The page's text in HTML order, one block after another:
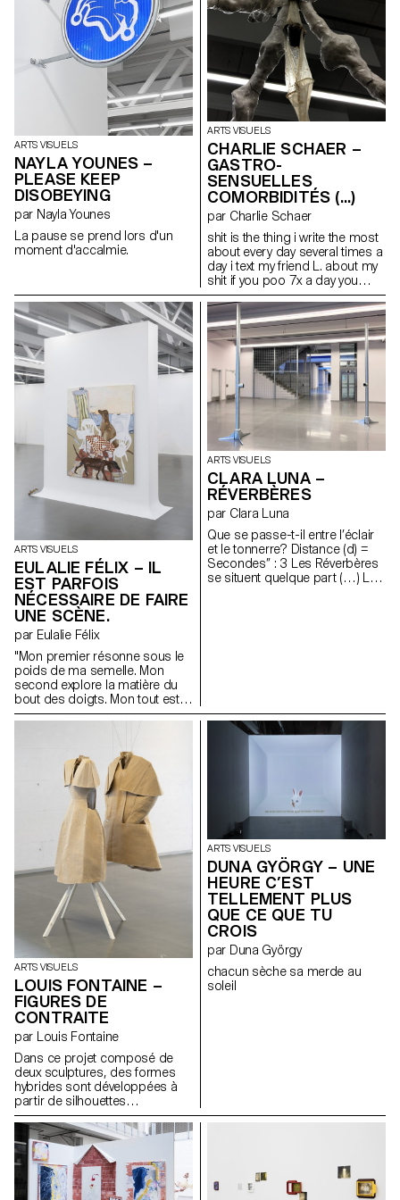
patient qui se fait opérer.
ARTS VISUELS
NAYLA YOUNES –
PLEASE KEEP
DISOBEYING
par Nayla Younes
La pause se prend lors d'un
moment d'accalmie.
ARTS VISUELS
CHARLIE SCHAER –
GASTRO-
SENSUELLES
COMORBIDITÉS (...)
par Charlie Schaer
shit is the thing i write the most
about every day several times a
day i text my friend L. about my
shit if you poo 7x a day you
have to share it love & shit
mariage & inflammation
infection & affection my gastro-
sensual form of life is all that i
have like a lovebug (…) Cette
sculpture est accompagnée
d’un long poème comprenant
des extraits de « Life Without Air
» de Daisy Lafarge, « But Did
You Die ? » de Precious
Okoyomon, « Ariel » de Sylvia
Plath et « Dawn » d’Octavia
Butler. La pièce a été inspirée
par la forme de cloche de « The
Bell Jar »(S. Plath) et les effets
de dépression par aspiration
permettant des avortements «
diy ». Elle est composée de
céramique mouillée de
testostérone, aluminium,
préservatifs, digues dentaires,
ARTS VISUELS
EULALIE FÉLIX – IL
EST PARFOIS
NÉCESSAIRE DE FAIRE
UNE SCÈNE.
par Eulalie Félix
"Mon premier résonne sous le
poids de ma semelle. Mon
second explore la matière du
bout des doigts. Mon tout est
modeste et nourricière,
ARTS VISUELS
CLARA LUNA –
RÉVERBÈRES
par Clara Luna
Que se passe-t-il entre l’éclair
et le tonnerre? Distance (d) =
Secondes’’ : 3 Les Réverbères
se situent quelque part (…) La
ARTS VISUELS
LOUIS FONTAINE –
FIGURES DE
CONTRAITE
par Louis Fontaine
Dans ce projet composé de
deux sculptures, des formes
hybrides sont développées à
partir de silhouettes
empruntées aux robes à panier,
aux armures médiévales, aux
vêtements liturgiques et aux
tenues de pompiers japonais
féodaux. L’ensemble explore la
notion d’apparat et sa relation
ARTS VISUELS
DUNA GYÖRGY – UNE
HEURE C’EST
TELLEMENT PLUS
QUE CE QUE TU
CROIS
par Duna György
chacun sèche sa merde au
soleil